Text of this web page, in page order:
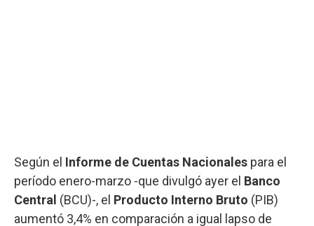
Según el Informe de Cuentas Nacionales para el
período enero-marzo -que divulgó ayer el Banco
Central (BCU)-, el Producto Interno Bruto (PIB)
aumentó 3,4% en comparación a igual lapso de